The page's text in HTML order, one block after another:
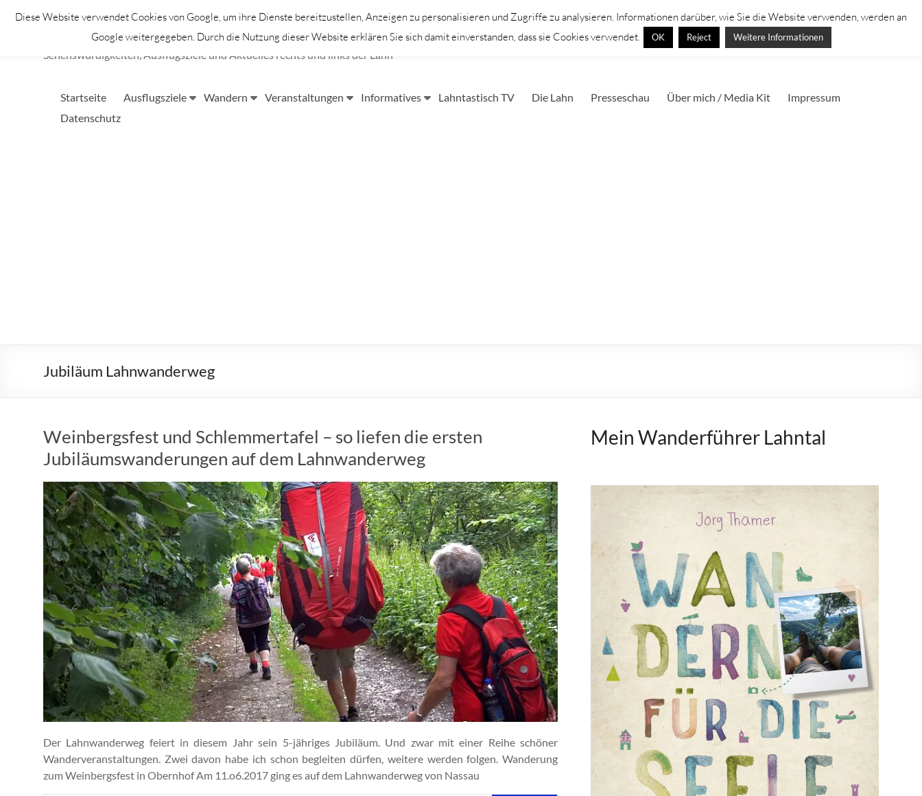
Inhalt
Lahntastisch
Sehenswürdigkeiten, Ausflugsziele und Aktuelles rechts und links der Lahn
Startseite Ausflugsziele Wandern Veranstaltungen Informatives Lahntastisch TV Die Lahn Presseschau Über mich / Media Kit
Impressum
Datenschutz
Jubiläum Lahnwanderweg
Weinbergsfest und Schlemmertafel – so liefen die ersten
Jubiläumswanderungen auf dem Lahnwanderweg
Der Lahnwanderweg feiert in diesem Jahr sein 5-jähriges Jubiläum. Und zwar mit einer Reihe schöner
Wanderveranstaltungen. Zwei davon habe ich schon begleiten dürfen, weitere werden folgen. Wanderung
zum Weinbergsfest in Obernhof Am 11.o6.2017 ging es auf dem Lahnwanderweg von Nassau
Mein Wanderführer Lahntal
Diese Website verwendet Cookies von Google, um ihre Dienste bereitzustellen, Anzeigen zu personalisieren und Zugriffe zu analysieren. Informationen darüber, wie Sie die Website verwenden, werden an
Google weitergegeben. Durch die Nutzung dieser Website erklären Sie sich damit einverstanden, dass sie Cookies verwendet.
OK Reject Weitere Informationen